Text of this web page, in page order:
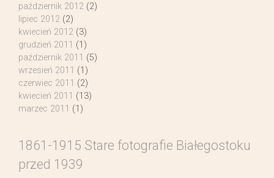
październik 2012 (2)
lipiec 2012 (2)
kwiecień 2012 (3)
grudzień 2011 (1)
październik 2011 (5)
wrzesień 2011 (1)
czerwiec 2011 (2)
kwiecień 2011 (13)
marzec 2011 (1)
1861-1915 Stare fotografie Białegostoku
przed 1939